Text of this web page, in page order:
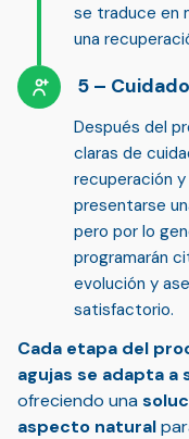
se traduce en
una
Después del
claras de
recuperación
presentarse
pero por lo
programarán
evolución y
satisfactorio.
Cada etapa del
agujas se adapta
ofreciendo una
aspecto natural